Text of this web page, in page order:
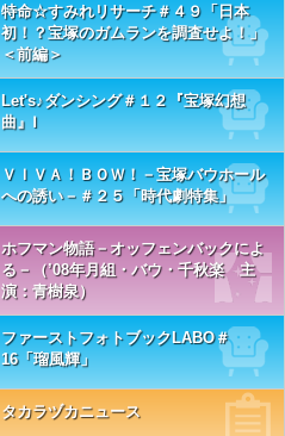
特命☆すみれリサーチ＃４９「日本
初！？宝塚のガムランを調査せよ！」
＜前編＞
Let's♪ダンシング＃１２『宝塚幻想
曲』Ⅰ
ＶＩＶＡ！ＢＯＷ！－宝塚バウホール
への誘い－＃２５「時代劇特集」
ホフマン物語－オッフェンバックによ
る－（’08年月組・バウ・千秋楽 主
演：青樹泉）
ファーストフォトブックLABO＃
16「瑠風輝」
タカラヅカニュース